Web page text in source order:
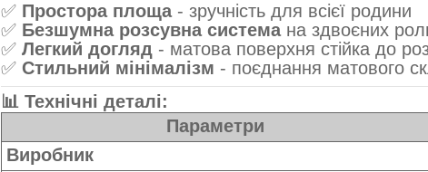
✅ Простора площа- зручність для всієї родини
✅ Безшумна розсувна системана здвоєних
✅ Легкий догляд - матова поверхня стійка до
✅ Стильний мінімалізм - поєднання матового
📊 Технічні деталі:
Параметри
Виробник